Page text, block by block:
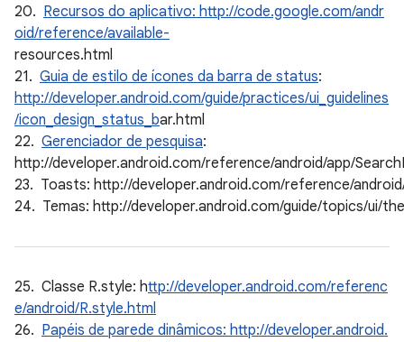
20. Recursos do aplicativo: http://code.google.com/andr
oid/reference/available-
resources.html
21. Guia de estilo de ícones da barra de status:
http://developer.android.com/guide/practices/ui_guidelines
/icon_design_status_bar.html
22. Gerenciador de pesquisa:
http://developer.android.com/reference/android/app/
23. Toasts: http://developer.android.com/reference/
24. Temas: http://developer.android.com/guide/topics/ui/
25. Classe R.style: http://developer.android.com/referenc
e/android/R.style.html
26. Papéis de parede dinâmicos: http://developer.android.